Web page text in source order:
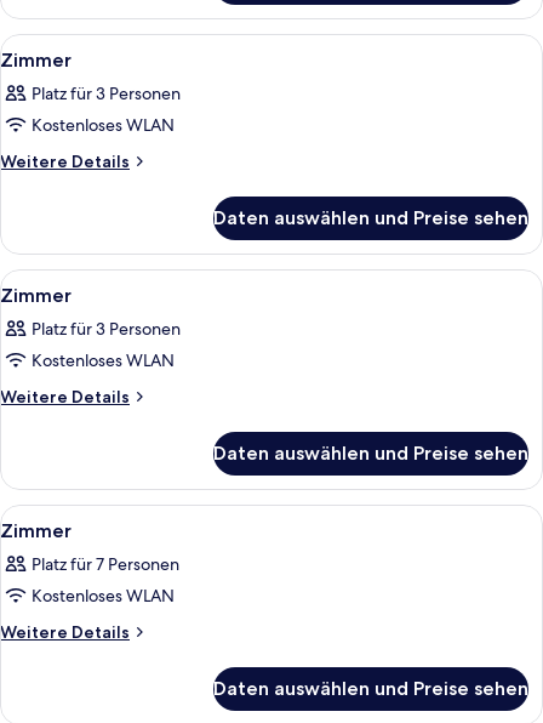
Apartment,
3 Schlafzimmer,
Nichtraucher,
Alle
Fotos
für
Zimmer
anzeigen
Ein Hotelzimmer mit einem großen
7
Zimmer
Platz für 3 Personen
Kostenloses WLAN
Weitere Details
Weitere
Daten auswählen und Preise sehen
Alle
Fotos
für
Zimmer
anzeigen
Ein Hotelzimmer mit einem Bett,
3
Zimmer
Platz für 3 Personen
Kostenloses WLAN
Weitere Details
Weitere
Daten auswählen und Preise sehen
Alle
Fotos
für
Zimmer
anzeigen
Ein modernes Hotelzimmer mit
4
Zimmer
Platz für 7 Personen
Kostenloses WLAN
Weitere Details
Weitere
Daten auswählen und Preise sehen